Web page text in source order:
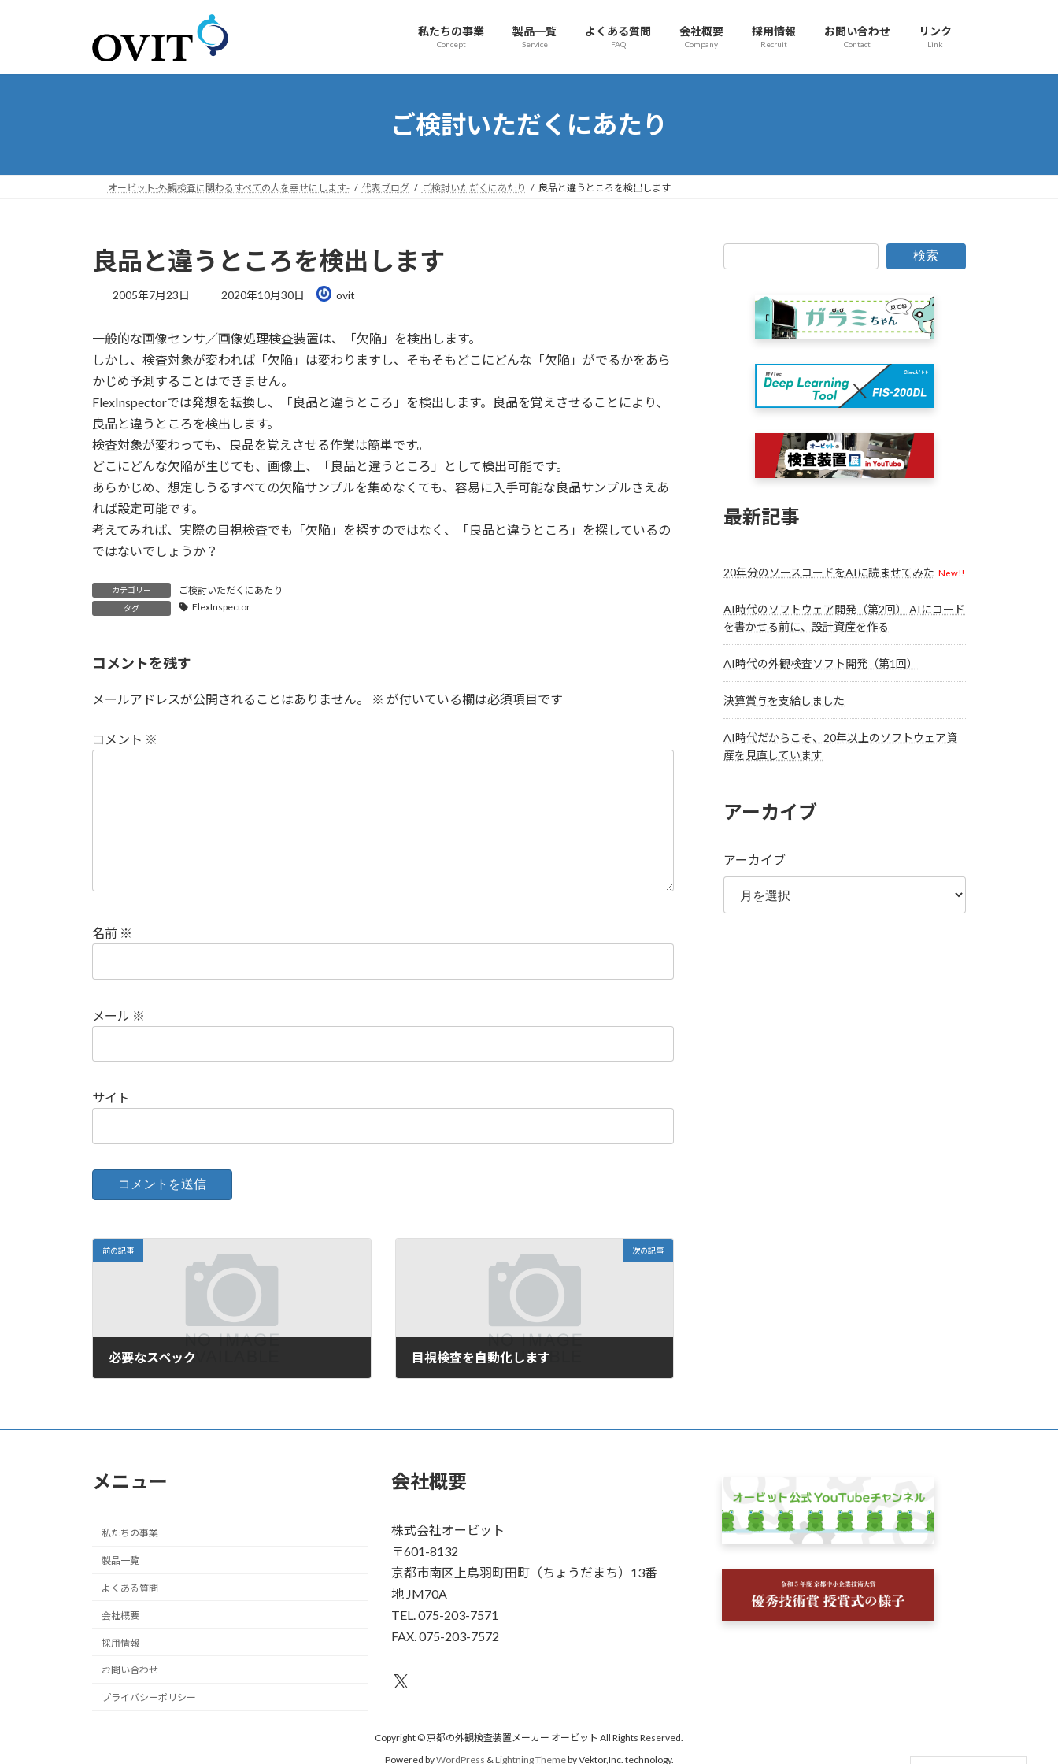
プ
動
私たちの事業
Concept
製品一覧
Service
よくある質問
FAQ
会社概要
Company
採用情報
Recruit
お問い合わせ
Contact
リンク
Link
ご検討いただくにあたり
オービット-外観検査に関わるすべての人を幸せにします- 代表ブログ ご検討いただくにあたり 良品と違うところを検出します
良品と違うところを検出します
2005年7月23日
最
新
日
:
2020年10月30日 ovit
一般的な画像センサ／画像処理検査装置は、「欠陥」を検出します。
しかし、検査対象が変われば「欠陥」は変わりますし、そもそもどこにどんな「欠陥」がでるかをあら
かじめ予測することはできません。
FlexInspectorでは発想を転換し、「良品と違うところ」を検出します。良品を覚えさせることにより、
良品と違うところを検出します。
検査対象が変わっても、良品を覚えさせる作業は簡単です。
どこにどんな欠陥が生じても、画像上、「良品と違うところ」として検出可能です。
あらかじめ、想定しうるすべての欠陥サンプルを集めなくても、容易に入手可能な良品サンプルさえあ
れば設定可能です。
考えてみれば、実際の目視検査でも「欠陥」を探すのではなく、「良品と違うところ」を探しているの
ではないでしょうか？
カテゴリー ご検討いただくにあたり
タグ FlexInspector
コメントを残す
メールアドレスが公開されることはありません。 ※ が付いている欄は必須項目です
コメント ※
名前 ※
メール ※
サイト
前の記事
必要なスペック
次の記事
目視検査を自動化します
検索
最新記事
20年分のソースコードをAIに読ませてみた New!!
AI時代のソフトウェア開発（第2回） AIにコード
を書かせる前に、設計資産を作る
AI時代の外観検査ソフト開発（第1回）
決算賞与を支給しました
AI時代だからこそ、20年以上のソフトウェア資
産を見直しています
アーカイブ
アーカイブ
メニュー
私たちの事業
製品一覧
よくある質問
会社概要
採用情報
お問い合わせ
プライバシーポリシー
会社概要
株式会社オービット
〒601-8132
京都市南区上鳥羽町田町（ちょうだまち）13番
地 JM70A
TEL. 075-203-7571
FAX. 075-203-7572
X
Copyright © 京都の外観検査装置メーカー オービット All Rights Reserved.
Powered byWordPress & Lightning Themeby Vektor,Inc. technology.